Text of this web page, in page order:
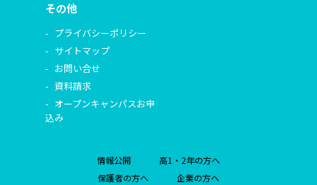
その他
プライバシーポリシー
サイトマップ
お問い合せ
資料請求
オープンキャンパスお申
込み
情報公開
高1・2年の方へ
保護者の方へ
企業の方へ